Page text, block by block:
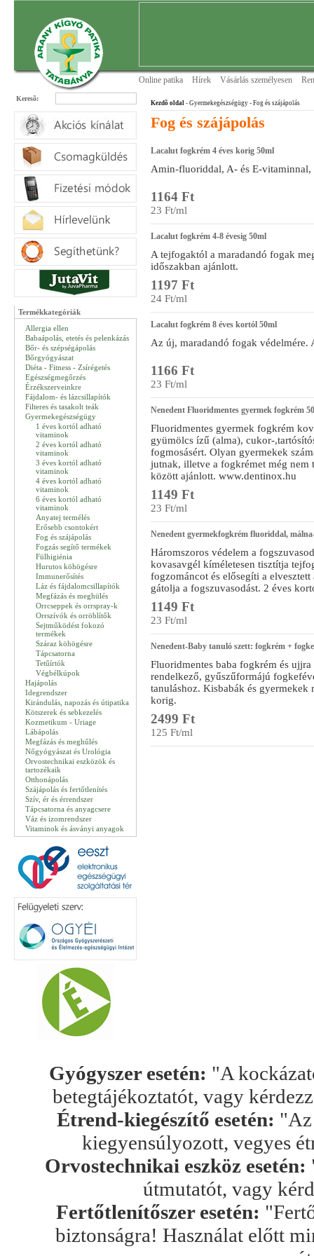
Online patika Hírek Vásárlás személyesen
Keresõ:
Termékkategóriák
Allergia ellen
Babaápolás, etetés és pelenkázás
Bőr- és szépségápolás
Bőrgyógyászat
Diéta - Fitness - Zsírégetés
Egészségmegőrzés
Érzékszerveinkre
Fájdalom- és lázcsillapítók
Filteres és tasakolt teák
Gyermekegészségügy
1 éves kortól adható
vitaminok
2 éves kortól adható
vitaminok
3 éves kortól adható
vitaminok
4 éves kortól adható
vitaminok
6 éves kortól adható
vitaminok
Anyatej termélés
Erősebb csontokért
Fog és szájápolás
Fogzás segítő termékek
Fülhigiénia
Hurutos köhögésre
Immunerősítés
Láz és fájdalomcsillapítók
Megfázás és meghülés
Orrcseppek és orrspray-k
Orrszívók és orröblítők
Sejtműködést fokozó
termékek
Száraz köhögésre
Tápcsatorna
Tetűírtók
Végbélkúpok
Hajápolás
Idegrendszer
Kirándulás, napozás és útipatika
Kötszerek és sebkezelés
Kozmetikum - Uriage
Lábápolás
Megfázás és meghűlés
Nőgyógyászat és Urológia
Orvostechnikai eszközök és
tartozékaik
Otthonápolás
Szájápolás és fertőtlenítés
Szív, ér és érrendszer
Tápcsatorna és anyagcsere
Váz és izomrendszer
Vitaminok és ásványi anyagok
Kezdõ oldal - Gyermekegészségügy - Fog és szájápolás
Fog és szájápolás
Lacalut fogkrém 4 éves korig 50ml
Amin-fluoriddal, A- és E-vitaminnal,
1164 Ft
23 Ft/ml
Lacalut fogkrém 4-8 évesig 50ml
A tejfogaktól a maradandó fogak
időszakban ajánlott.
1197 Ft
24 Ft/ml
Lacalut fogkrém 8 éves kortól 50ml
Az új, maradandó fogak
1166 Ft
23 Ft/ml
Nenedent Fluoridmentes gyermek fogkrém
Fluoridmentes gyermek fogkrém
gyümölcs ízű (alma), cukor-
fogmosásért. Olyan gyermekek
jutnak, illetve a fogkrémet még
között ajánlott. www.dentinox.hu
1149 Ft
23 Ft/ml
Nenedent gyermekfogkrém fluoriddal,
Háromszoros védelem a
kovasavgél kíméletesen tisztítja
fogzománcot és elősegíti a
gátolja a fogszuvasodást. 2 éves
1149 Ft
23 Ft/ml
Nenedent-Baby tanuló szett: fogkrém +
Fluoridmentes baba fogkrém és
rendelkező, gyűszűformájú
tanuláshoz. Kisbabák és gyermekek
korig.
2499 Ft
125 Ft/ml
Gyógyszer esetén: "A
betegtájékoztatót, vagy
Étrend-kiegészítő esetén: "Az
kiegyensúlyozott, vegyes
Orvostechnikai eszköz esetén:
útmutatót, vagy
Fertőtlenítőszer esetén:
biztonságra! Használat előtt